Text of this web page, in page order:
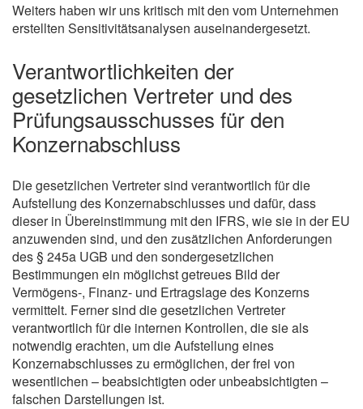
Weiters haben wir uns kritisch mit den vom Unternehmen
erstellten Sensitivitätsanalysen auseinandergesetzt.
Verantwortlichkeiten der
gesetzlichen Vertreter und des
Prüfungsausschusses für den
Konzernabschluss
Die gesetzlichen Vertreter sind verantwortlich für die
Aufstellung des Konzernabschlusses und dafür, dass
dieser in Übereinstimmung mit den IFRS, wie sie in der EU
anzuwenden sind, und den zusätzlichen Anforderungen
des § 245a UGB und den sondergesetzlichen
Bestimmungen ein möglichst getreues Bild der
Vermögens-, Finanz- und Ertragslage des Konzerns
vermittelt. Ferner sind die gesetzlichen Vertreter
verantwortlich für die internen Kontrollen, die sie als
notwendig erachten, um die Aufstellung eines
Konzernabschlusses zu ermöglichen, der frei von
wesentlichen – beabsichtigten oder unbeabsichtigten –
falschen Darstellungen ist.